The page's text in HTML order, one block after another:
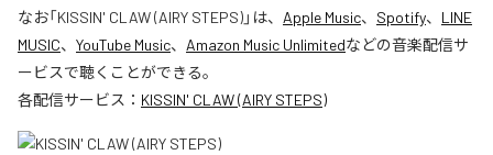
なお「KISSIN' CLAW (AIRY STEPS)」は、 Apple Music、 Spotify、 LINE
MUSIC、 YouTube Music、 Amazon Music Unlimitedなどの音楽配信サ
ービスで聴くことができる。
各配信サービス： KISSIN' CLAW (AIRY STEPS)